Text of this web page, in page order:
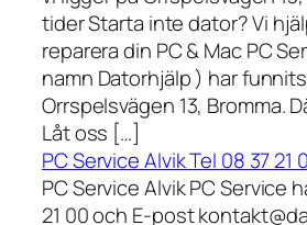
tider Starta inte dator? Vi
reparera din PC & Mac PC
namn Datorhjälp ) har funnits
Orrspelsvägen 13, Bromma.
Låt oss […]
PC Service Alvik Tel 08 37 21
PC Service Alvik PC Service
21 00 och E-post